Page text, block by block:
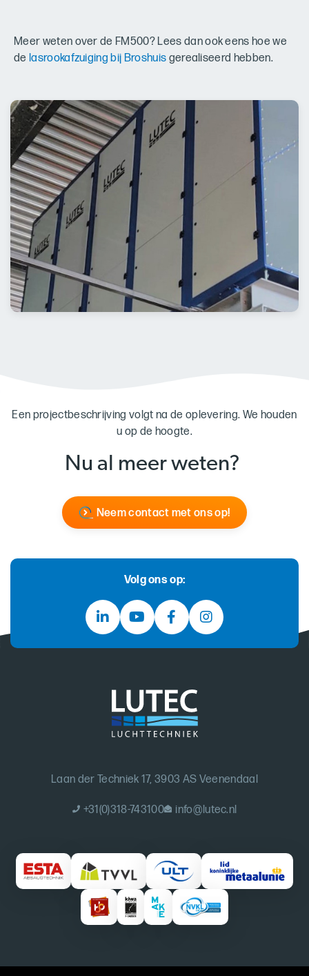
Meer weten over de FM500? Lees dan ook eens hoe we
de lasrookafzuiging bij Broshuis gerealiseerd hebben.
Een projectbeschrijving volgt na de oplevering. We houden
u op de hoogte.
Nu al meer weten?
Neem contact met ons op!
Volg ons op:
Laan der Techniek 17, 3903 AS Veenendaal
+31(0)318-743100 info@lutec.nl